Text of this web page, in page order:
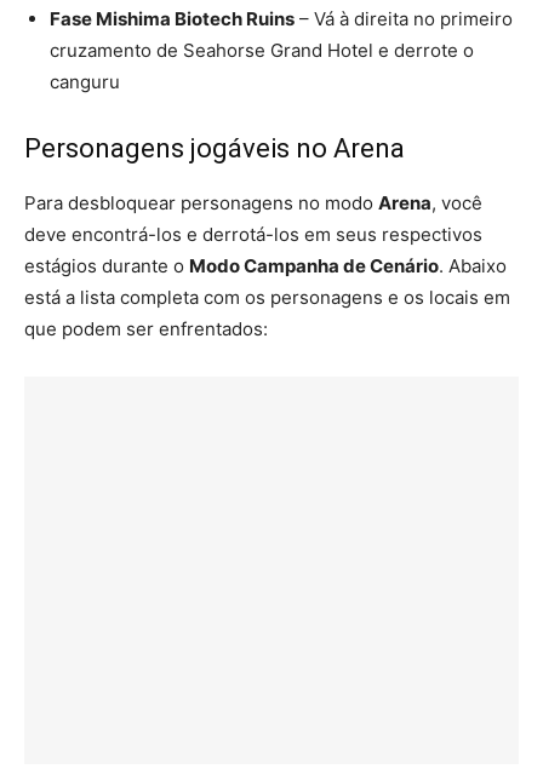
Fase Mishima Biotech Ruins – Vá à direita no primeiro
cruzamento de Seahorse Grand Hotel e derrote o
canguru
Personagens jogáveis no Arena
Para desbloquear personagens no modo Arena, você
deve encontrá-los e derrotá-los em seus respectivos
estágios durante o Modo Campanha de Cenário. Abaixo
está a lista completa com os personagens e os locais em
que podem ser enfrentados: